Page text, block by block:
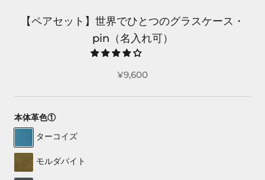
【ペアセット】世界でひとつのグラスケース・
pin（名入れ可）
¥9,600
本体革色①
ターコイズ
モルダバイト